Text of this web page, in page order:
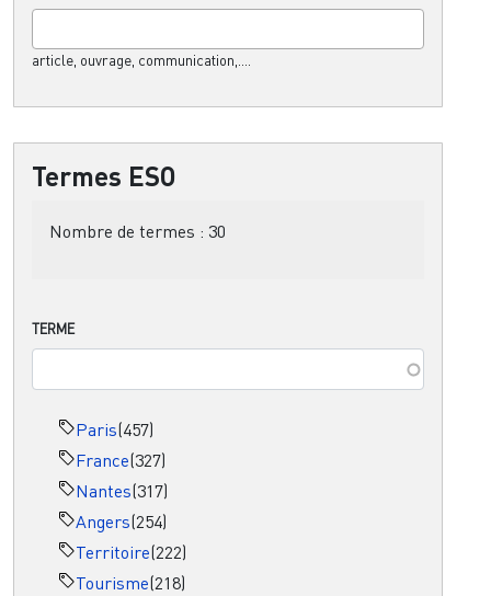
article, ouvrage, communication,....
Termes ESO
Nombre de termes : 30
TERME
Paris(457)
France(327)
Nantes(317)
Angers(254)
Territoire(222)
Tourisme(218)